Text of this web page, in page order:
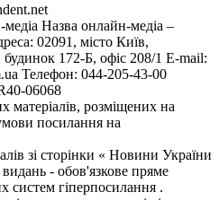
Назва онлайн-медіа –
02091, місто Київ,
172-Б, офіс 208/1 E-mail:
Телефон: 044-205-43-00
06068
матеріалів, розміщених на
посилання на
зі сторінки « Новини України
видань - обов'язкове пряме
систем гіперпосилання .